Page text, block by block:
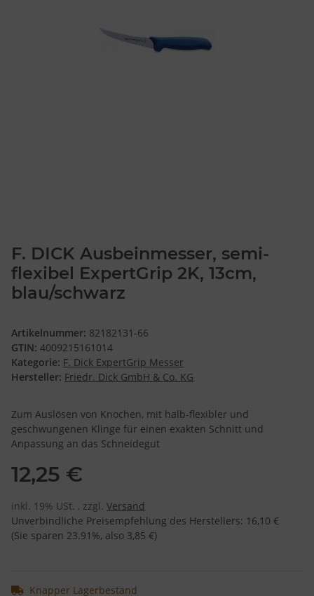
F. DICK Ausbeinmesser, semi-
flexibel ExpertGrip 2K, 13cm,
blau/schwarz
Artikelnummer: 82182131-66
GTIN: 4009215161014
Kategorie: F. Dick ExpertGrip Messer
Hersteller: Friedr. Dick GmbH & Co. KG
Zum Auslösen von Knochen, mit halb-flexibler und
geschwungenen Klinge für einen exakten Schnitt und
Anpassung an das Schneidegut
12,25 €
inkl. 19% USt. , zzgl. Versand
Unverbindliche Preisempfehlung des Herstellers: 16,10 €
(Sie sparen 23.91%, also 3,85 €)
Knapper Lagerbestand